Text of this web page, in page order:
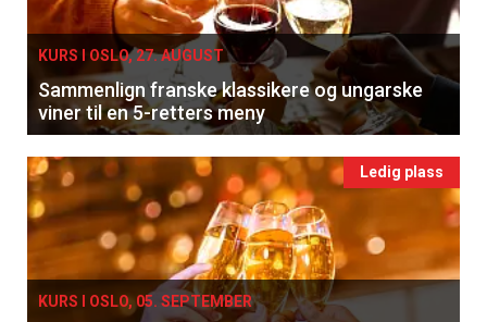
KURS I OSLO, 27. AUGUST
Sammenlign franske klassikere og ungarske
viner til en 5-retters meny
Ledig plass
KURS I OSLO, 05. SEPTEMBER